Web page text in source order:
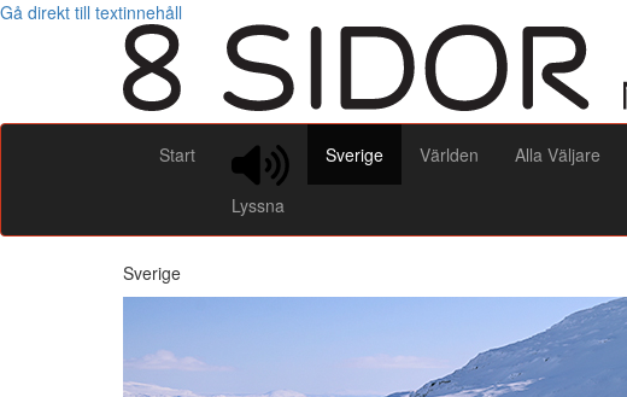
Gå direkt till textinnehåll
Start
Lyssna
Sverige Världen Alla Väljare
Sverige